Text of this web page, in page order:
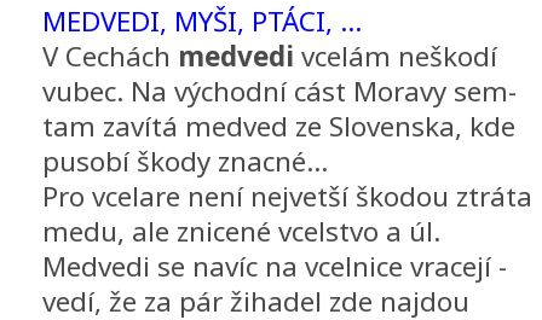
MEDVEDI, MYŠI, PTÁCI, ...
V Cechách medvedi vcelám neškodí
vubec. Na východní cást Moravy sem-
tam zavítá medved ze Slovenska, kde
pusobí škody znacné...
Pro vcelare není nejvetší škodou ztráta
medu, ale znicené vcelstvo a úl.
Medvedi se navíc na vcelnice vracejí -
vedí, že za pár žihadel zde najdou